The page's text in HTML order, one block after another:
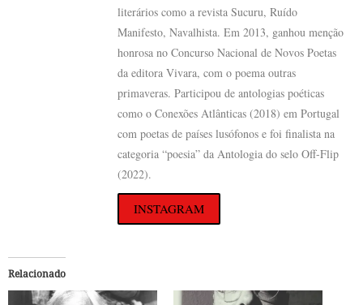
literários como a revista Sucuru, Ruído
Manifesto, Navalhista. Em 2013, ganhou menção
honrosa no Concurso Nacional de Novos Poetas
da editora Vivara, com o poema outras
primaveras. Participou de antologias poéticas
como o Conexões Atlânticas (2018) em Portugal
com poetas de países lusófonos e foi finalista na
categoria “poesia” da Antologia do selo Off-Flip
(2022).
INSTAGRAM
Relacionado